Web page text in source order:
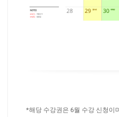
*해당 수강권은 6월 수강 신청이